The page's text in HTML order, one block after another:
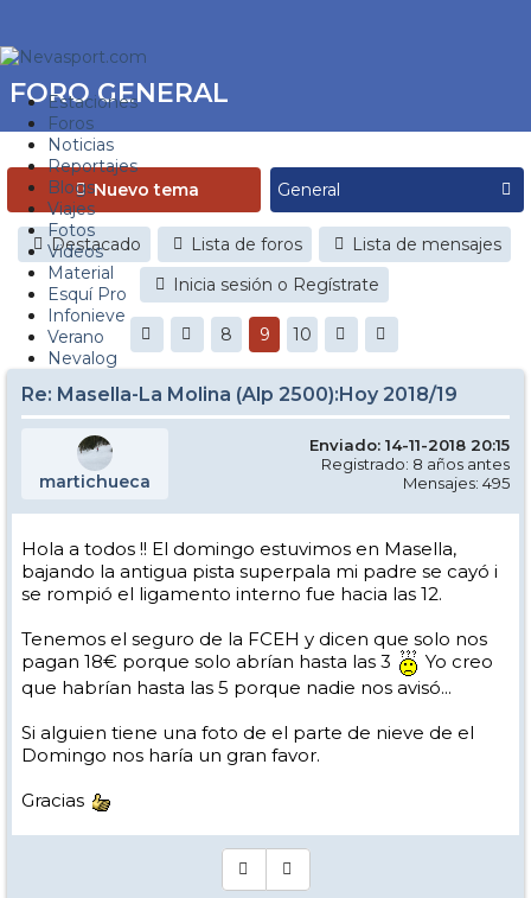
Estaciones
Foros
Noticias
Reportajes
Blogs
Viajes
Fotos
Videos
Material
Esquí Pro
Infonieve
Verano
Nevalog
FORO GENERAL
Nuevo tema
Destacado Lista de foros
Lista de mensajes
Inicia sesión o Regístrate
8 9 10
Re: Masella-La Molina (Alp 2500):Hoy 2018/19
martichueca
Enviado: 14-11-2018 20:15
Registrado: 8 años antes
Mensajes: 495
Hola a todos !! El domingo estuvimos en Masella,
bajando la antigua pista superpala mi padre se cayó i
se rompió el ligamento interno fue hacia las 12.
Tenemos el seguro de la FCEH y dicen que solo nos
pagan 18€ porque solo abrían hasta las 3
Yo creo
que habrían hasta las 5 porque nadie nos avisó...
Si alguien tiene una foto de el parte de nieve de el
Domingo nos haría un gran favor.
Gracias